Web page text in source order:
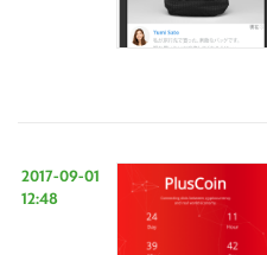
2017-09-01
12:48